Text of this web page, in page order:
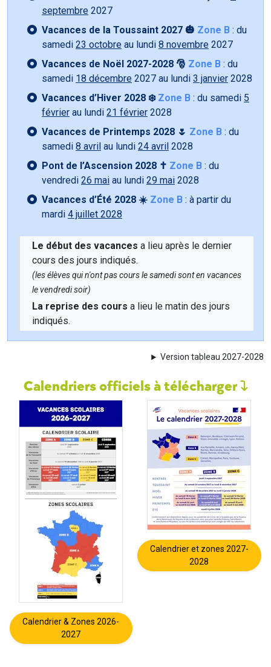
septembre 2027
Vacances de la Toussaint 2027 🎃 Zone B : du
samedi 23 octobre au lundi 8 novembre 2027
Vacances de Noël 2027-2028 🎅 Zone B : du
samedi 18 décembre 2027 au lundi 3 janvier 2028
Vacances d’Hiver 2028 ❄️ Zone B : du samedi 5
février au lundi 21 février 2028
Vacances de Printemps 2028 🌷 Zone B : du
samedi 8 avril au lundi 24 avril 2028
Pont de l’Ascension 2028 ✝️ Zone B : du
vendredi 26 mai au lundi 29 mai 2028
Vacances d’Été 2028 ☀️ Zone B : à partir du
mardi 4 juillet 2028
Le début des vacances a lieu après le dernier
cours des jours indiqués.
(les élèves qui n'ont pas cours le samedi sont en vacances
le vendredi soir)
La reprise des cours a lieu le matin des jours
indiqués.
Version tableau 2027-2028
Calendriers officiels à télécharger
Calendrier & Zones 2026-
2027
Calendrier et zones 2027-
2028